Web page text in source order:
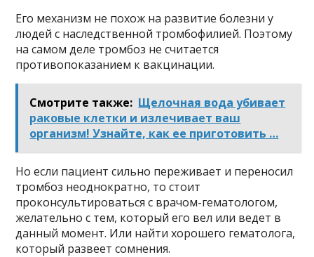
Его механизм не похож на развитие болезни у
людей с наследственной тромбофилией. Поэтому
на самом деле тромбоз не считается
противопоказанием к вакцинации.
Смотрите также: Щелочная вода убивает
раковые клетки и излечивает ваш
организм! Узнайте, как ее приготовить …
Но если пациент сильно переживает и переносил
тромбоз неоднократно, то стоит
проконсультироваться с врачом-гематологом,
желательно с тем, который его вел или ведет в
данный момент. Или найти хорошего гематолога,
который развеет сомнения.